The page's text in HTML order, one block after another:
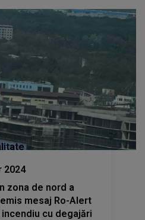
2024
zona de nord a
mesaj Ro-Alert
cu degajări